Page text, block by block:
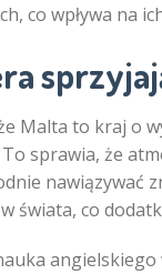
co wpływa na
Malta to kraj o
sprawia, że
nawiązywać
świata, co